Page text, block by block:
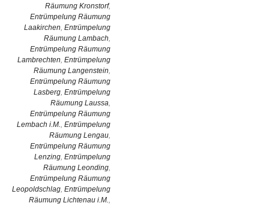
Räumung Kronstorf,
Entrümpelung Räumung
Laakirchen, Entrümpelung
Räumung Lambach,
Entrümpelung Räumung
Lambrechten, Entrümpelung
Räumung Langenstein,
Entrümpelung Räumung
Lasberg, Entrümpelung
Räumung Laussa,
Entrümpelung Räumung
Lembach i.M., Entrümpelung
Räumung Lengau,
Entrümpelung Räumung
Lenzing, Entrümpelung
Räumung Leonding,
Entrümpelung Räumung
Leopoldschlag, Entrümpelung
Räumung Lichtenau i.M.,